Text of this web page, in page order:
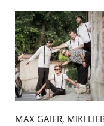
MAX GAIER, MIKI